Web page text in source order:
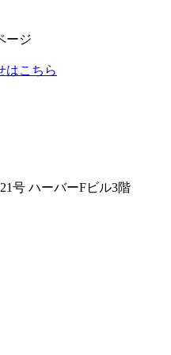
ージ
はこちら
号 ハーバーFビル3階